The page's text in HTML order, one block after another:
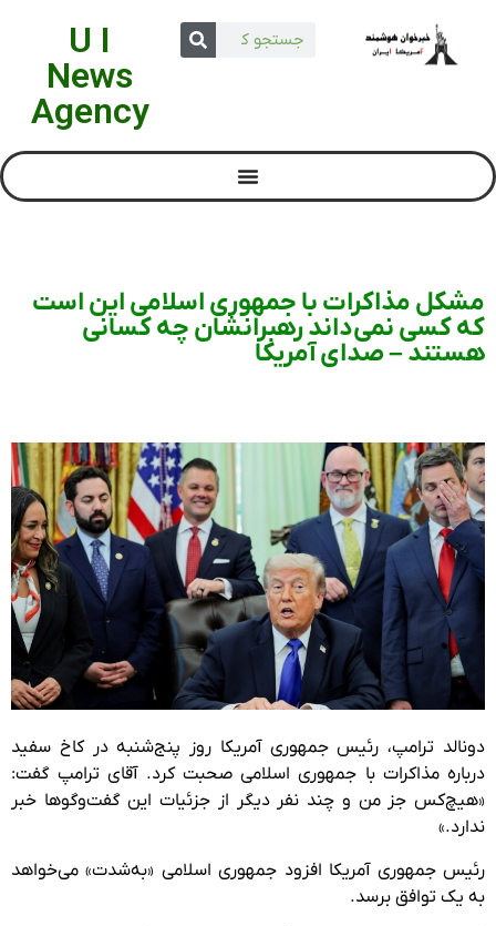
U I
News
Agency
مشکل مذاکرات با جمهوری اسلامی این است
که کسی نمی‌داند رهبرانشان چه کسانی
هستند – صدای آمریکا
دونالد ترامپ، رئیس جمهوری آمریکا روز پنج‌شنبه در کاخ سفید
درباره مذاکرات با جمهوری‌ اسلامی صحبت کرد. آقای ترامپ گفت:
«هیچ‌کس جز من و چند نفر دیگر از جزئیات این گفت‌وگوها خبر
ندارد.»
رئیس جمهوری آمریکا افزود جمهوری اسلامی «به‌شدت» می‌خواهد
به یک توافق برسد.